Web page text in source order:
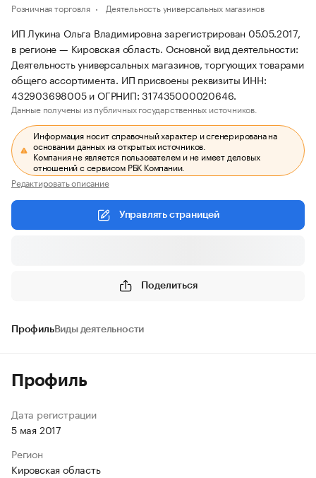
Розничная торговля Деятельность универсальных магазинов
ИП Лукина Ольга Владимировна зарегистрирован 05.05.2017,
в регионе — Кировская область. Основной вид деятельности:
Деятельность универсальных магазинов, торгующих товарами
общего ассортимента. ИП присвоены реквизиты ИНН:
432903698005 и ОГРНИП: 317435000020646.
Данные получены из публичных государственных источников.
Информация носит справочный характер и сгенерирована на
основании данных из открытых источников.
Компания не является пользователем и не имеет деловых
отношений с сервисом РБК Компании.
Редактировать описание
Управлять страницей
Поделиться
ПрофильВиды деятельности
Профиль
Дата регистрации
5 мая 2017
Регион
Кировская область